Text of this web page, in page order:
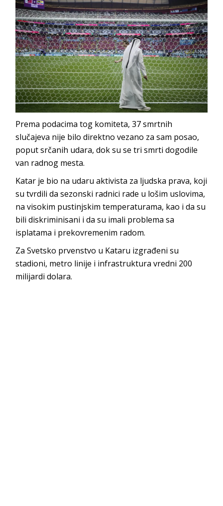
Prema podacima tog komiteta, 37 smrtnih
slučajeva nije bilo direktno vezano za sam posao,
poput srčanih udara, dok su se tri smrti dogodile
van radnog mesta.
Katar je bio na udaru aktivista za ljudska prava, koji
su tvrdili da sezonski radnici rade u lošim uslovima,
na visokim pustinjskim temperaturama, kao i da su
bili diskriminisani i da su imali problema sa
isplatama i prekovremenim radom.
Za Svetsko prvenstvo u Kataru izgrađeni su
stadioni, metro linije i infrastruktura vredni 200
milijardi dolara.